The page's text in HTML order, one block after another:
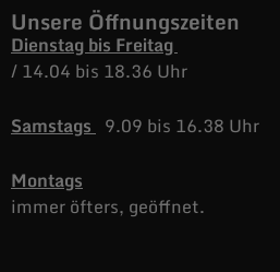
Unsere Öffnungszeiten
Dienstag bis Freitag
/14.04 bis 18.36 Uhr
Samstags 9.09 bis 16.38 Uhr
Montags
immer öfters, geöffnet.